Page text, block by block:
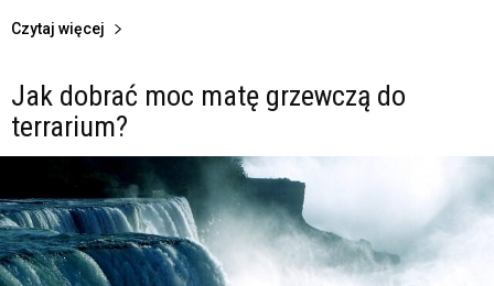
Czytaj więcej
Jak dobrać moc matę grzewczą do
terrarium?